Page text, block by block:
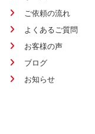
ご依頼の流れ
よくあるご質問
お客様の声
ブログ
お知らせ